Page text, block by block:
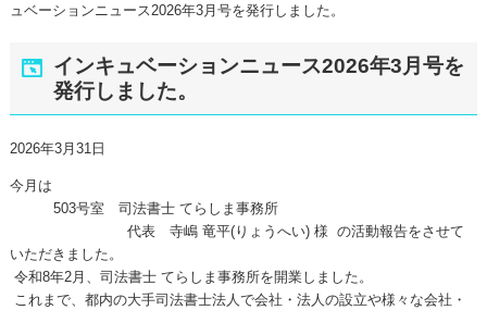
ュベーションニュース2026年3月号を発行しました。
インキュベーションニュース2026年3月号を
発行しました。
2026年3月31日
今月は
503号室 司法書士 てらしま事務所
代表 寺嶋 竜平(りょうへい) 様 の活動報告をさせて
いただきました。
令和8年2月、司法書士 てらしま事務所を開業しました。
これまで、都内の大手司法書士法人で会社・法人の設立や様々な会社・